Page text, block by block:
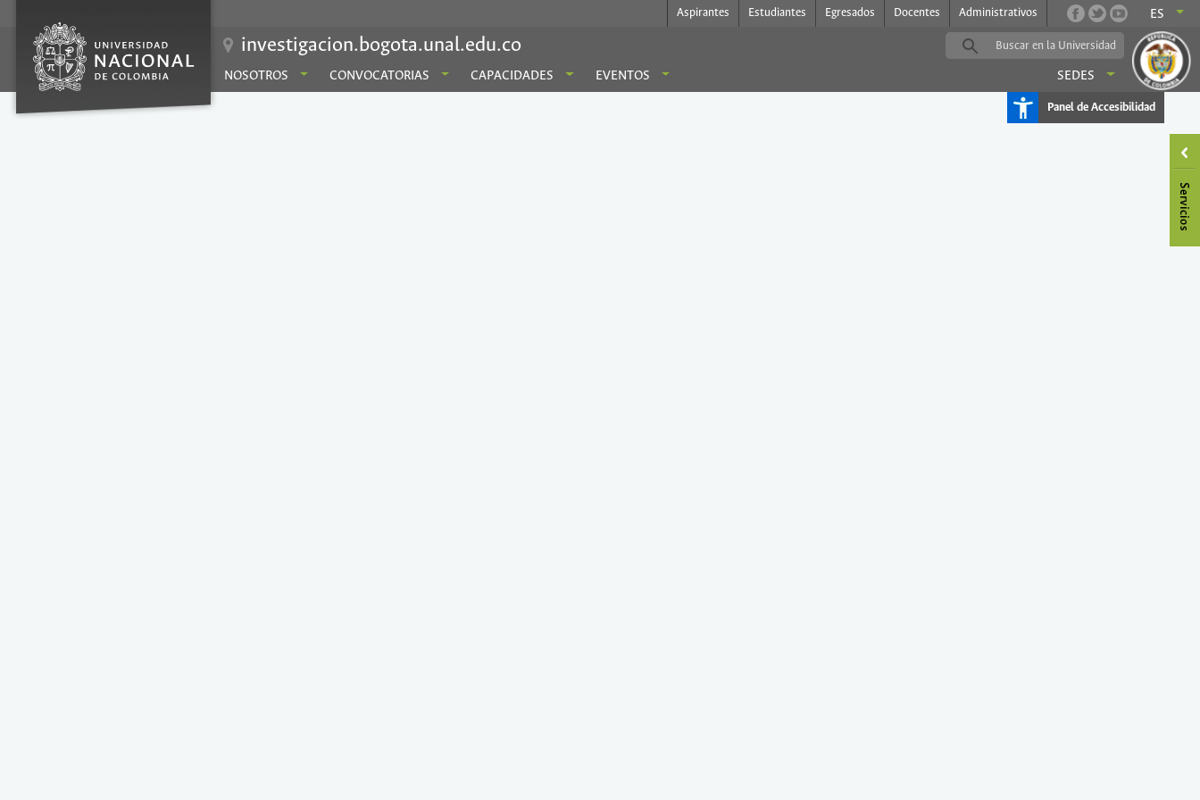
Aspirantes Estudiantes Egresados Docentes Administrativos ES
investigacion.bogota.unal.edu.co
NOSOTROS CONVOCATORIAS CAPACIDADES EVENTOS SEDES
Panel de Accesibilidad